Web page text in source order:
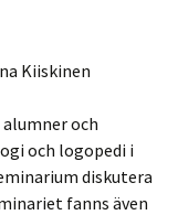
Kiiskinen
alumner och
och logopedi i
diskutera
fanns även